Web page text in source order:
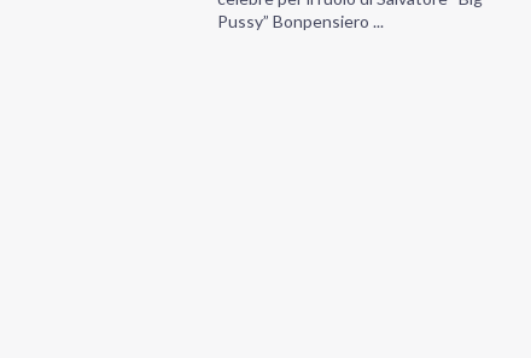
Pussy” Bonpensiero ...